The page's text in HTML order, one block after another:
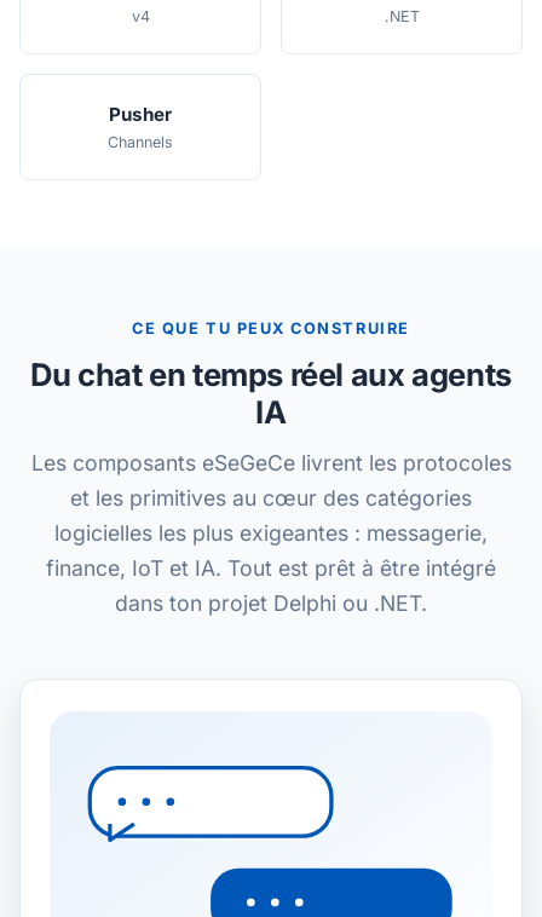
v4 .NET
Pusher
Channels
CE QUE TU PEUX CONSTRUIRE
Du chat en temps réel aux agents
IA
Les composants eSeGeCe livrent les protocoles
et les primitives au cœur des catégories
logicielles les plus exigeantes : messagerie,
finance, IoT et IA. Tout est prêt à être intégré
dans ton projet Delphi ou .NET.